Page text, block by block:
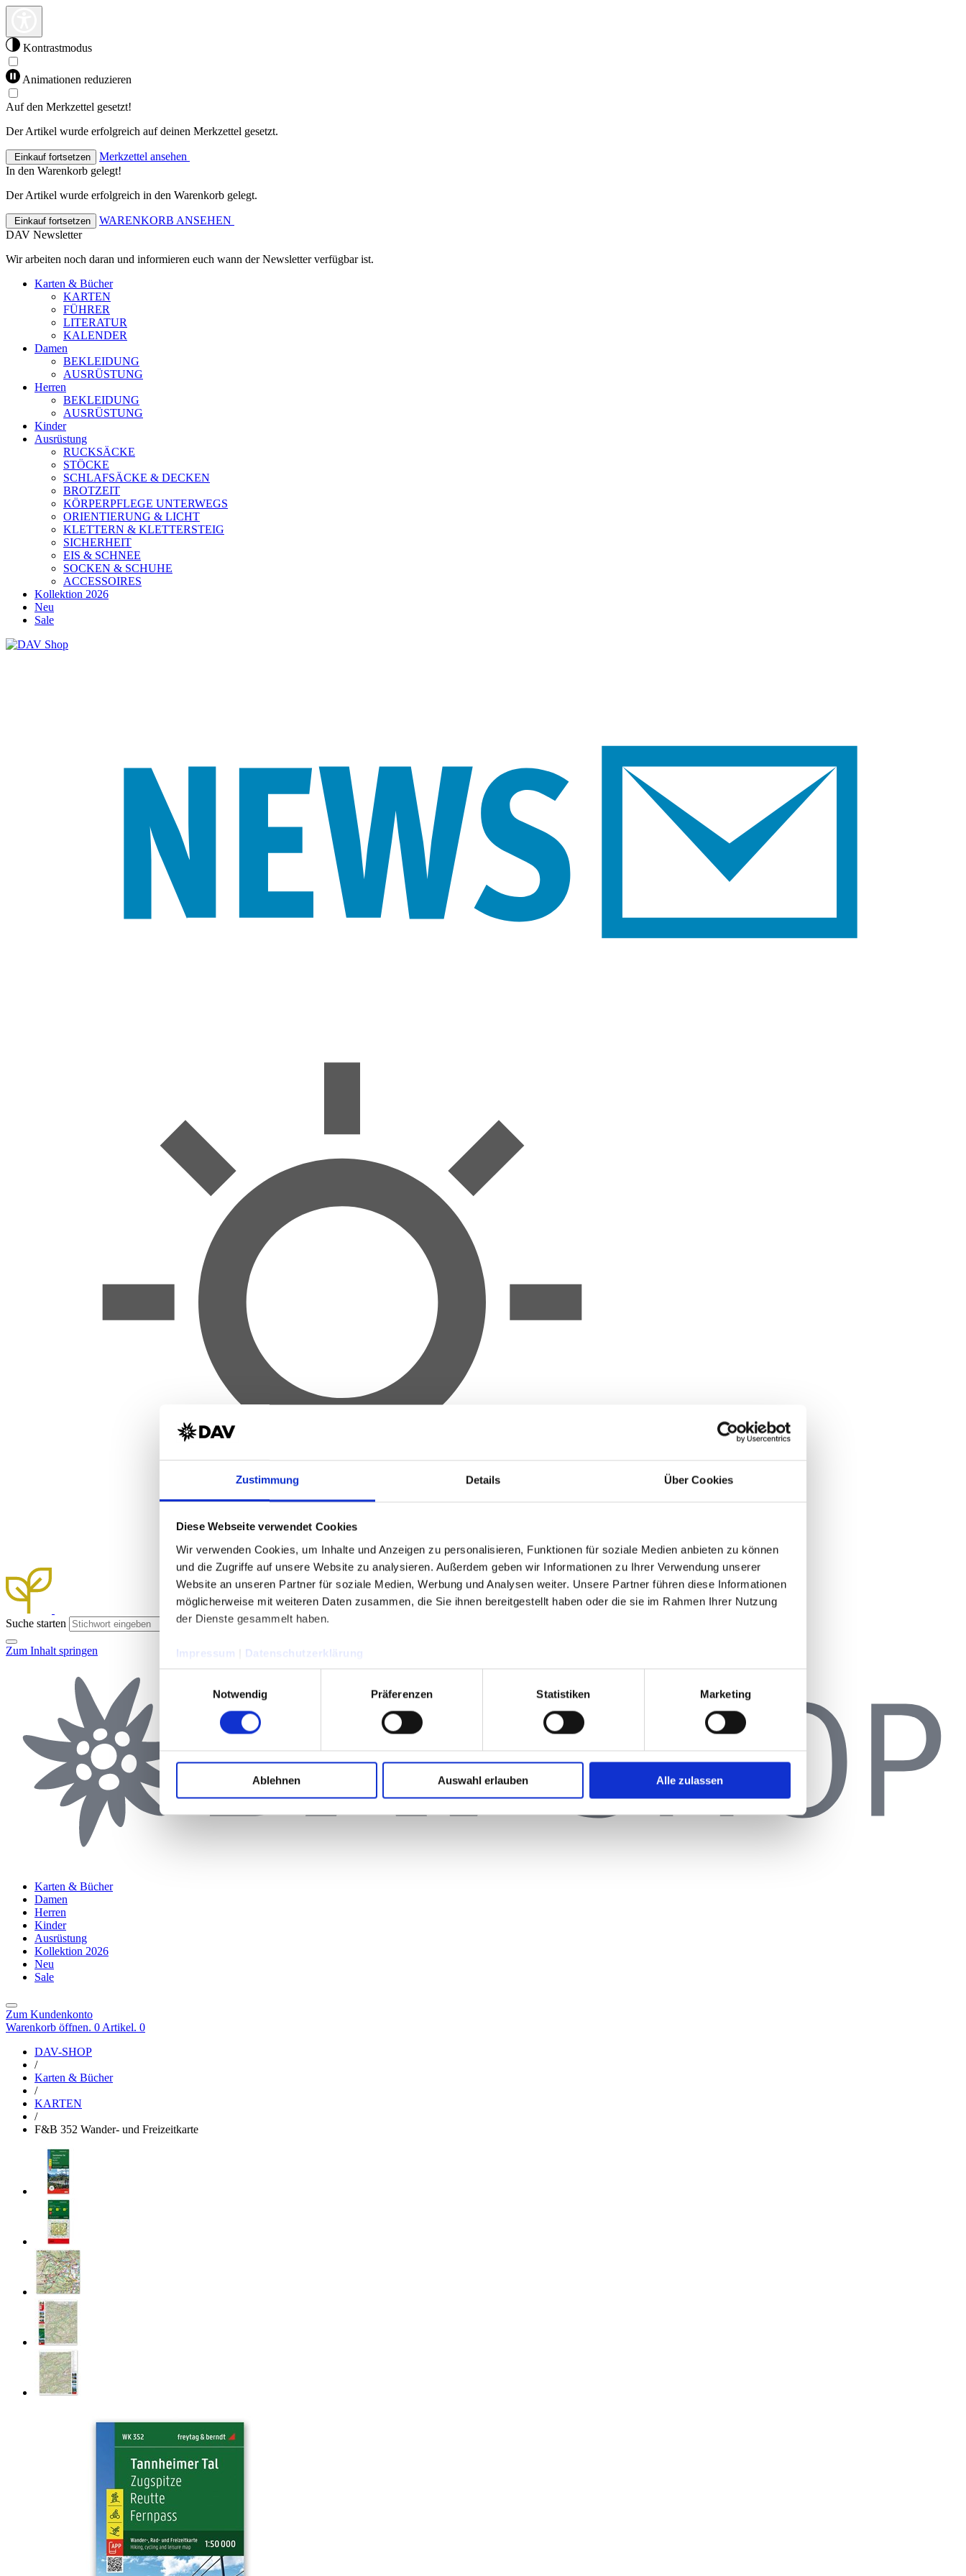
Zustimmung Details Über Cookies
Diese Webseite verwendet Cookies
Wir verwenden Cookies, um Inhalte und Anzeigen zu personalisieren, Funktionen für soziale Medien anbieten zu können
und die Zugriffe auf unsere Website zu analysieren. Außerdem geben wir Informationen zu Ihrer Verwendung unserer
Website an unseren Partner für soziale Medien, Werbung und Analysen weiter. Unsere Partner führen diese Informationen
möglicherweise mit weiteren Daten zusammen, die Sie ihnen bereitgestellt haben oder die sie im Rahmen Ihrer Nutzung
der Dienste gesammelt haben.
Impressum
Datenschutzerklärung
Notwendig
Präferenzen Statistiken Marketing
Ablehnen Auswahl erlauben Alle zulassen
Kontrastmodus
Animationen reduzieren
Auf den Merkzettel gesetzt!
Der Artikel wurde erfolgreich auf deinen Merkzettel gesetzt.
Einkauf fortsetzen
Merkzettel ansehen
In den Warenkorb gelegt!
Der Artikel wurde erfolgreich in den Warenkorb gelegt.
Einkauf fortsetzen
WARENKORB ANSEHEN
DAV Newsletter
Wir arbeiten noch daran und informieren euch wann der Newsletter verfügbar ist.
Karten & Bücher
KARTEN
FÜHRER
LITERATUR
KALENDER
Damen
BEKLEIDUNG
AUSRÜSTUNG
Herren
BEKLEIDUNG
AUSRÜSTUNG
Kinder
Ausrüstung
RUCKSÄCKE
STÖCKE
SCHLAFSÄCKE & DECKEN
BROTZEIT
KÖRPERPFLEGE UNTERWEGS
ORIENTIERUNG & LICHT
KLETTERN & KLETTERSTEIG
SICHERHEIT
EIS & SCHNEE
SOCKEN & SCHUHE
ACCESSOIRES
Kollektion 2026
Neu
Sale
Suche starten
Zum Inhalt springen
Karten & Bücher
Damen
Herren
Kinder
Ausrüstung
Kollektion 2026
Neu
Sale
Zum Kundenkonto
Warenkorb öffnen. 0 Artikel. 0
DAV-SHOP
/
Karten & Bücher
/
KARTEN
/
F&B 352 Wander- und Freizeitkarte